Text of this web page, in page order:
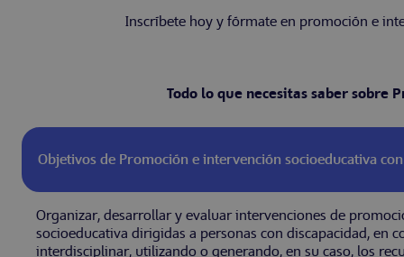
Inscríbete hoy y fórmate en promoción e
Todo lo que necesitas saber sobre
Objetivos de Promoción e intervención socioeducativa
Organizar, desarrollar y evaluar intervenciones de
socioeducativa dirigidas a personas con discapacidad, en
interdisciplinar, utilizando o generando, en su caso, los